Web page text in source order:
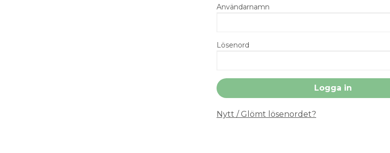
Användarnamn
Lösenord
Nytt / Glömt lösenordet?